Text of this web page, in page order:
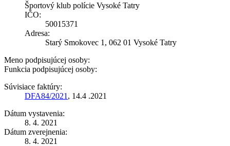
Športový klub polície Vysoké Tatry
IČO:
50015371
Adresa:
Starý Smokovec 1, 062 01 Vysoké Tatry
Meno podpisujúcej osoby:
Funkcia podpisujúcej osoby:
Súvisiace faktúry:
DFA84/2021 , 14.4 .2021
Dátum vystavenia:
8. 4. 2021
Dátum zverejnenia:
8. 4. 2021